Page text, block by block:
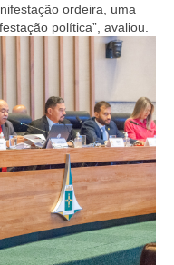
ordeira, uma
política”, avaliou.